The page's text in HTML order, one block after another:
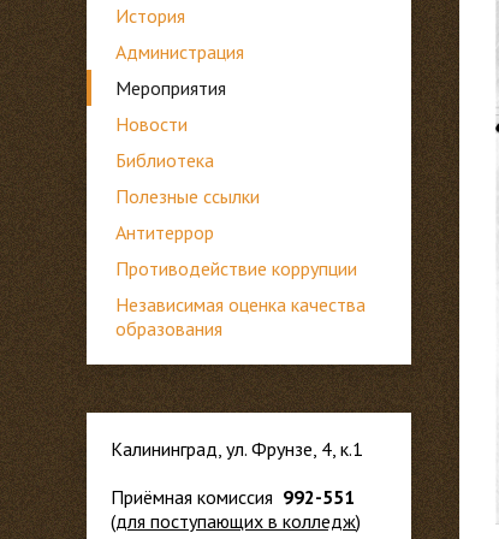
История
Администрация
Мероприятия
Новости
Библиотека
Полезные ссылки
Антитеррор
Противодействие коррупции
Независимая оценка качества
образования
Калининград, ул. Фрунзе, 4, к.1
Приёмная комиссия 992-551
(для поступающих в колледж)